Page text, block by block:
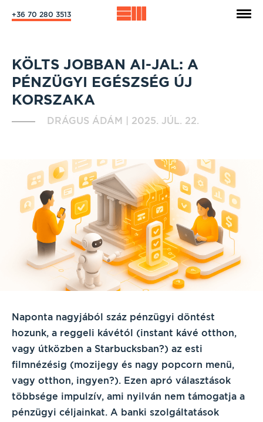
+36 70 280 3513
KÖLTS JOBBAN AI-JAL: A
PÉNZÜGYI EGÉSZSÉG ÚJ
KORSZAKA
DRÁGUS ÁDÁM 2025. JÚL. 22.
Naponta nagyjából száz pénzügyi döntést
hozunk, a reggeli kávétól (instant kávé otthon,
vagy útközben a Starbucksban?) az esti
filmnézésig (mozijegy és nagy popcorn menü,
vagy otthon, ingyen?). Ezen apró választások
többsége impulzív, ami nyilván nem támogatja a
pénzügyi céljainkat. A banki szolgáltatások